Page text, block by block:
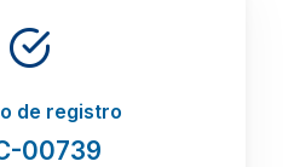
de registro
00739